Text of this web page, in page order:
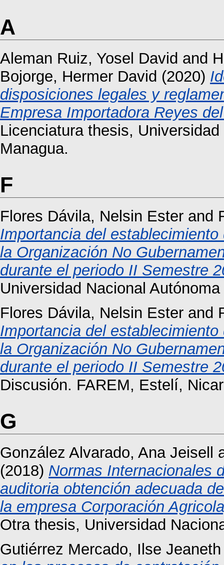
A
Aleman Ruiz, Yosel David and
Bojorge, Hermer David (2020)
disposiciones legales y
Empresa Importadora Reyes
Licenciatura thesis,
Managua.
F
Flores Dávila, Nelsin Ester and
Importancia del
la Organización No
durante el periodo II Semestre
Universidad Nacional
Flores Dávila, Nelsin Ester and
Importancia del
la Organización No
durante el periodo II Semestre
Discusión. FAREM, Estelí,
G
González Alvarado, Ana Jeisell
(2018) Normas Internacionales
auditoria obtención adecuada
la empresa Corporación
Otra thesis, Universidad
Gutiérrez Mercado, Ilse Jeaneth